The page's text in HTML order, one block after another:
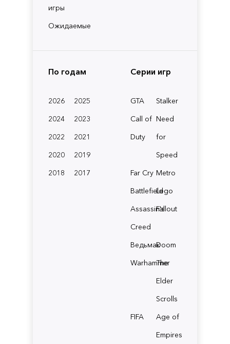
игры
Ожидаемые
По годам
2026
2025
2024
2023
2022
2021
2020
2019
2018
2017
Серии игр
GTA
Stalker
Call of
Duty
Need
for
Speed
Far Cry Metro
BattlefieldLego
Assassin's
Creed
Fallout
ВедьмакDoom
Warhammer
The
Elder
Scrolls
FIFA
Age of
Empires